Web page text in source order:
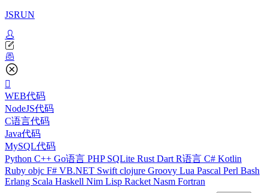
JSRUN
WEB代码
NodeJS代码
C语言代码
Java代码
MySQL代码
Python C++ Go语言 PHP SQLite Rust Dart R语言 C# Kotlin
Ruby objc F# VB.NET Swift clojure Groovy Lua Pascal Perl Bash
Erlang Scala Haskell Nim Lisp Racket Nasm Fortran